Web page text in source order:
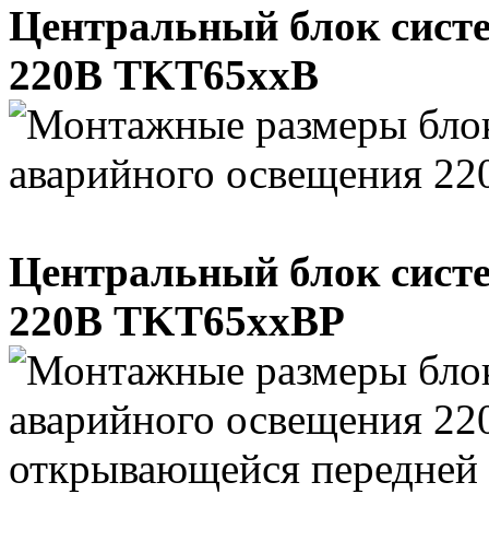
Центральный блок
220В TKT65xxB
Центральный блок
220В TKT65xxBP